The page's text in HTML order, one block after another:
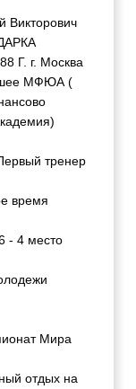
Викторович
Г. г. Москва
МФЮА (
тренер
время
- 4 место
Мира
отдых на